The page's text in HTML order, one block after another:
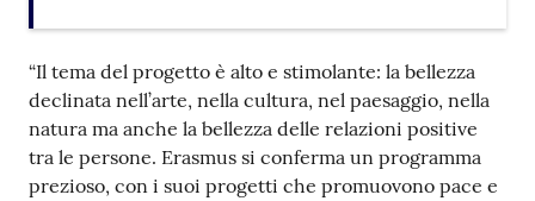
“Il tema del progetto è alto e stimolante: la bellezza
declinata nell’arte, nella cultura, nel paesaggio, nella
natura ma anche la bellezza delle relazioni positive
tra le persone. Erasmus si conferma un programma
prezioso, con i suoi progetti che promuovono pace e